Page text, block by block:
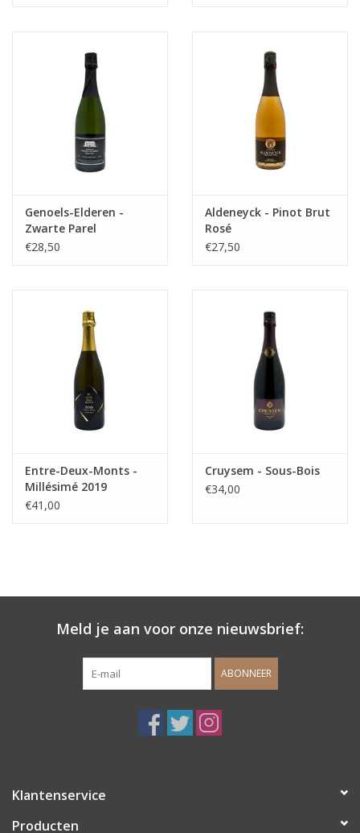
Genoels-Elderen -
Zwarte Parel
€28,50
Aldeneyck - Pinot Brut
Rosé
€27,50
Entre-Deux-Monts -
Millésimé 2019
Collection Heritage
€41,00
Cruysem - Sous-Bois
€34,00
Meld je aan voor onze nieuwsbrief:
ABONNEER
Klantenservice
Producten